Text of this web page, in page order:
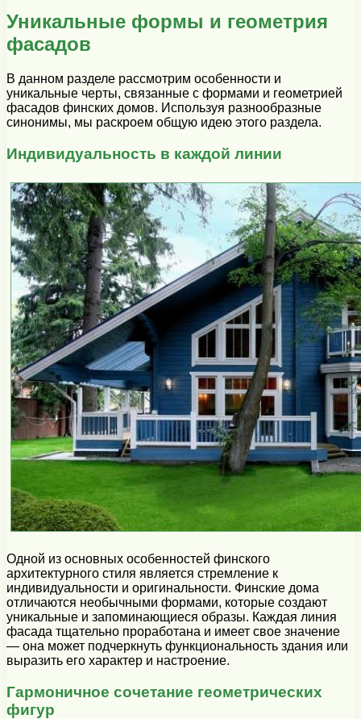
Уникальные формы и геометрия
фасадов
В данном разделе рассмотрим особенности и
уникальные черты, связанные с формами и геометрией
фасадов финских домов. Используя разнообразные
синонимы, мы раскроем общую идею этого раздела.
Индивидуальность в каждой линии
Одной из основных особенностей финского
архитектурного стиля является стремление к
индивидуальности и оригинальности. Финские дома
отличаются необычными формами, которые создают
уникальные и запоминающиеся образы. Каждая линия
фасада тщательно проработана и имеет свое значение
— она может подчеркнуть функциональность здания или
выразить его характер и настроение.
Гармоничное сочетание геометрических
фигур